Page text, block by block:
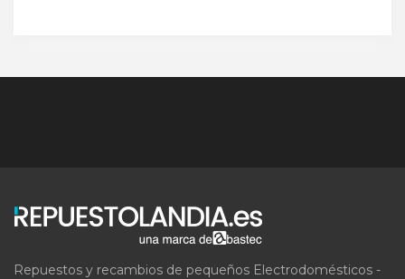
Repuestos y recambios de pequeños Electrodomésticos -